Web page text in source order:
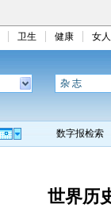
卫生 健康 女人
杂 志
数字报检索
世界历